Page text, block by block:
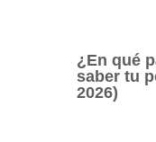
¿En qué
saber tu
2026)